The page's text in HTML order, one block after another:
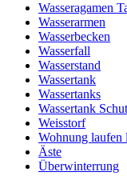
Wasseragamen
Wasserarmen
Wasserbecken
Wasserfall
Wasserstand
Wassertank
Wassertanks
Wassertank
Weisstorf
Wohnung laufen
Äste
Überwinterrung